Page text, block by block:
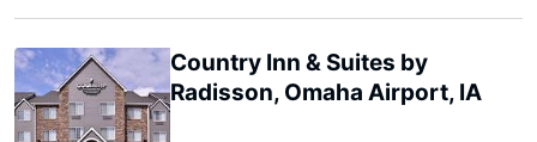
Country Inn & Suites by
Radisson, Omaha Airport, IA